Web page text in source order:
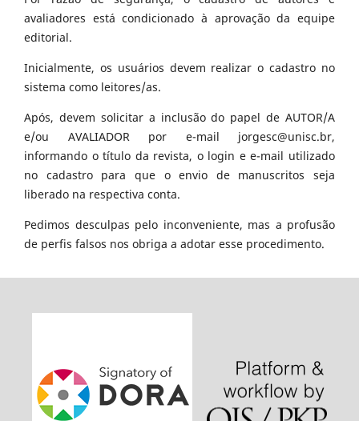
avaliadores está condicionado à aprovação da equipe
editorial.
Inicialmente, os usuários devem realizar o cadastro no
sistema como leitores/as.
Após, devem solicitar a inclusão do papel de AUTOR/A
e/ou AVALIADOR por e-mail jorgesc@unisc.br,
informando o título da revista, o login e e-mail utilizado
no cadastro para que o envio de manuscritos seja
liberado na respectiva conta.
Pedimos desculpas pelo inconveniente, mas a profusão
de perfis falsos nos obriga a adotar esse procedimento.